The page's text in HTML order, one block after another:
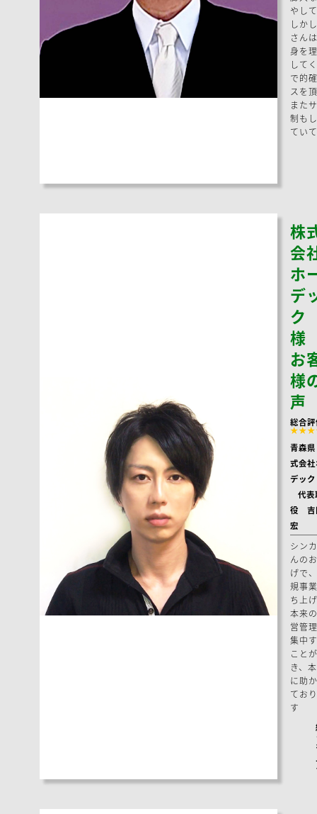
やし
しか
さん
身を
して
で的
スを
また
制も
てい
株
会
ホ
デ
ク
お
様
声
総合
青森県
式会
デック
代表
役 吉
宏
シン
んの
げで
規事
ち上
本来
営管
集中
こと
き、
に助
てお
す